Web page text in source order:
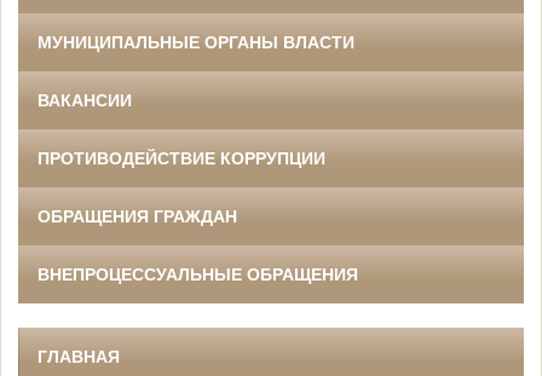
МУНИЦИПАЛЬНЫЕ ОРГАНЫ ВЛАСТИ
ВАКАНСИИ
ПРОТИВОДЕЙСТВИЕ КОРРУПЦИИ
ОБРАЩЕНИЯ ГРАЖДАН
ВНЕПРОЦЕССУАЛЬНЫЕ ОБРАЩЕНИЯ
ГЛАВНАЯ